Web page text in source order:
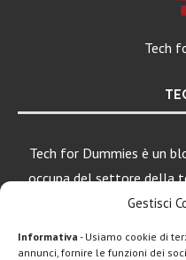
Gestisci
Informativa - Usiamo cookie di
annunci, fornire le funzioni dei
Tech
Tech for Dummies è un
occupa del settore della
una particolare